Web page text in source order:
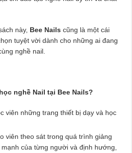
này, Bee Nails cũng là một cái
tuyệt vời dành cho những ai đang
nghề nail.
nghề Nail tại Bee Nails?
viên những trang thiết bị dạy và học
viên theo sát trong quá trình giảng
của từng người và định hướng,